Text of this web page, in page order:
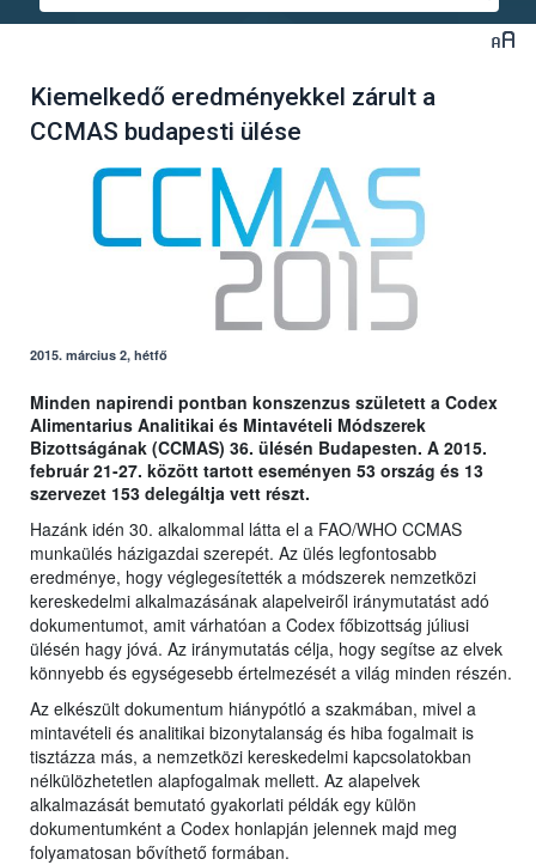
Kiemelkedő eredményekkel zárult a
CCMAS budapesti ülése
2015. március 2, hétfő
Minden napirendi pontban konszenzus született a Codex
Alimentarius Analitikai és Mintavételi Módszerek
Bizottságának (CCMAS) 36. ülésén Budapesten. A 2015.
február 21-27. között tartott eseményen 53 ország és 13
szervezet 153 delegáltja vett részt.
Hazánk idén 30. alkalommal látta el a FAO/WHO CCMAS
munkaülés házigazdai szerepét. Az ülés legfontosabb
eredménye, hogy véglegesítették a módszerek nemzetközi
kereskedelmi alkalmazásának alapelveiről iránymutatást adó
dokumentumot, amit várhatóan a Codex főbizottság júliusi
ülésén hagy jóvá. Az iránymutatás célja, hogy segítse az elvek
könnyebb és egységesebb értelmezését a világ minden részén.
Az elkészült dokumentum hiánypótló a szakmában, mivel a
mintavételi és analitikai bizonytalanság és hiba fogalmait is
tisztázza más, a nemzetközi kereskedelmi kapcsolatokban
nélkülözhetetlen alapfogalmak mellett. Az alapelvek
alkalmazását bemutató gyakorlati példák egy külön
dokumentumként a Codex honlapján jelennek majd meg
folyamatosan bővíthető formában.